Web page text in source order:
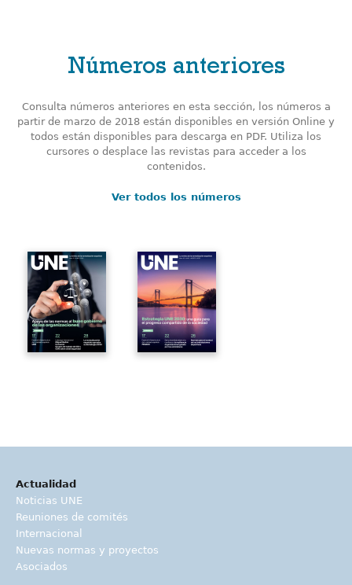
Números anteriores
Consulta números anteriores en esta sección, los números a
partir de marzo de 2018 están disponibles en versión Online y
todos están disponibles para descarga en PDF. Utiliza los
cursores o desplace las revistas para acceder a los
contenidos.
Ver todos los números
Actualidad
Noticias UNE
Reuniones de comités
Internacional
Nuevas normas y proyectos
Asociados